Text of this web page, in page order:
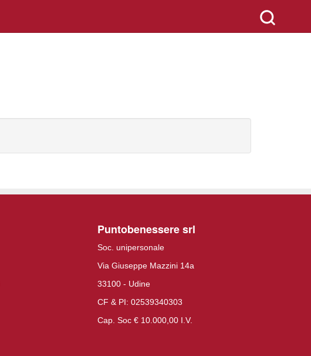
Puntobenessere srl
Soc. unipersonale
Via Giuseppe Mazzini 14a
33100 - Udine
CF & PI: 02539340303
Cap. Soc € 10.000,00 I.V.